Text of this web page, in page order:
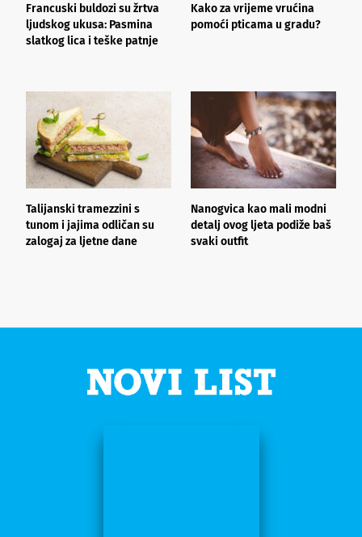
Francuski buldozi su žrtva
ljudskog ukusa: Pasmina
slatkog lica i teške patnje
Kako za vrijeme vrućina
pomoći pticama u gradu?
Talijanski tramezzini s
tunom i jajima odličan su
zalogaj za ljetne dane
Nanogvica kao mali modni
detalj ovog ljeta podiže baš
svaki outfit